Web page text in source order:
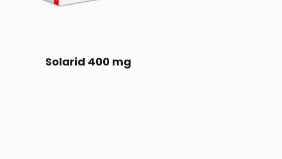
Solarid 400 mg